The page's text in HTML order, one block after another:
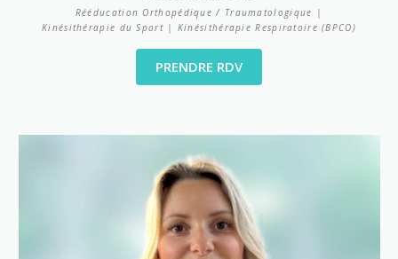
Rééducation Orthopédique / Traumatologique |
Kinésithérapie du Sport | Kinésithérapie Respiratoire (BPCO)
PRENDRE RDV